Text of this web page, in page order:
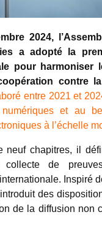
2024,
a adopté la
pour harmoniser
contre
entre 2021 et
et au
à l’échelle
neuf chapitres, il
collecte de
Inspiré
des
de la diffusion non